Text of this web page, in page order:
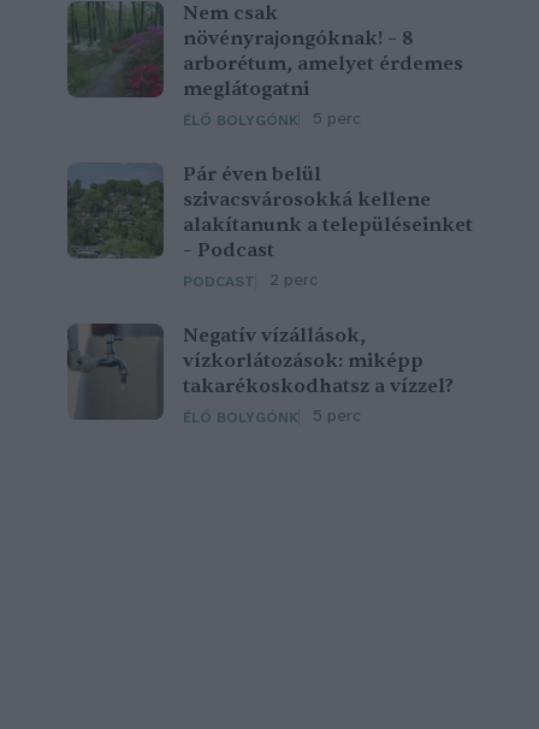
Nem csak
növényrajongóknak! – 8
arborétum, amelyet érdemes
meglátogatni
ÉLŐ BOLYGÓNK 5 perc
Pár éven belül
szivacsvárosokká kellene
alakítanunk a településeinket
– Podcast
PODCAST 2 perc
Negatív vízállások,
vízkorlátozások: miképp
takarékoskodhatsz a vízzel?
ÉLŐ BOLYGÓNK 5 perc